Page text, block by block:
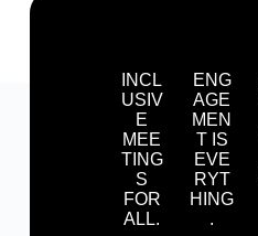
INCL
USIV
E
MEE
TING
S
FOR
ALL.
ENG
AGE
MEN
T IS
EVE
RYT
HING
.